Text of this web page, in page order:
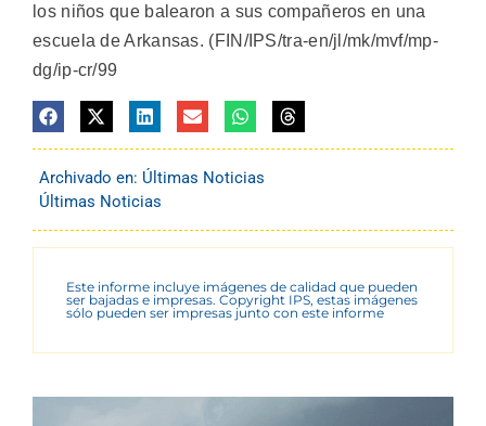
los niños que balearon a sus compañeros en una
escuela de Arkansas. (FIN/IPS/tra-en/jl/mk/mvf/mp-
dg/ip-cr/99
Archivado en: Últimas Noticias
Últimas Noticias
Este informe incluye imágenes de calidad que pueden
ser bajadas e impresas. Copyright IPS, estas imágenes
sólo pueden ser impresas junto con este informe